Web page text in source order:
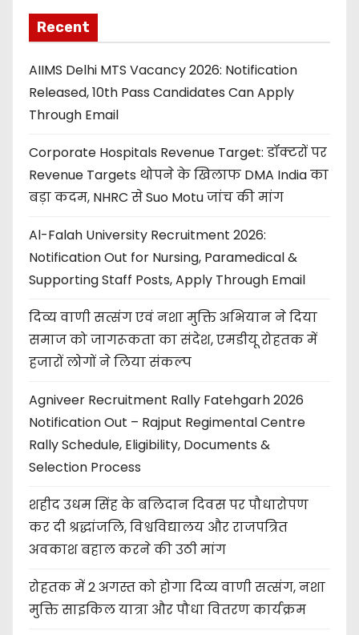
Recent
AIIMS Delhi MTS Vacancy 2026: Notification
Released, 10th Pass Candidates Can Apply
Through Email
Corporate Hospitals Revenue Target: डॉक्टरों पर
Revenue Targets थोपने के खिलाफ DMA India का
बड़ा कदम, NHRC से Suo Motu जांच की मांग
Al-Falah University Recruitment 2026:
Notification Out for Nursing, Paramedical &
Supporting Staff Posts, Apply Through Email
दिव्य वाणी सत्संग एवं नशा मुक्ति अभियान ने दिया
समाज को जागरूकता का संदेश, एमडीयू रोहतक में
हजारों लोगों ने लिया संकल्प
Agniveer Recruitment Rally Fatehgarh 2026
Notification Out – Rajput Regimental Centre
Rally Schedule, Eligibility, Documents &
Selection Process
शहीद उधम सिंह के बलिदान दिवस पर पौधारोपण
कर दी श्रद्धांजलि, विश्वविद्यालय और राजपत्रित
अवकाश बहाल करने की उठी मांग
रोहतक में 2 अगस्त को होगा दिव्य वाणी सत्संग, नशा
मुक्ति साइकिल यात्रा और पौधा वितरण कार्यक्रम